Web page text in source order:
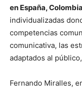
en España,
individualizadas
competencias
comunicativa, las
adaptados al
Fernando Miralles,